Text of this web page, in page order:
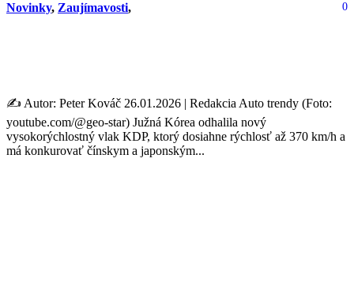
Novinky, Zaujímavosti, 0
✍️ Autor: Peter Kováč 26.01.2026 | Redakcia Auto trendy (Foto:
youtube.com/@geo-star) Južná Kórea odhalila nový
vysokorýchlostný vlak KDP, ktorý dosiahne rýchlosť až 370 km/h a
má konkurovať čínskym a japonským...